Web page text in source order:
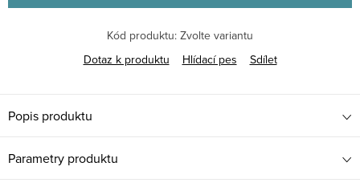
Kód produktu: Zvolte variantu
Dotaz k produktu
Hlídací pes Sdílet
Popis produktu
Parametry produktu